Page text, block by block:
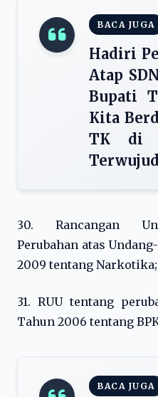
BACA JUGA
Hadiri
Atap
Bupati
Kita
TK di
Terwujud
30. Rancangan
Perubahan atas
2009 tentang Narkotika;
31. RUU tentang
Tahun 2006 tentang
BACA JUGA